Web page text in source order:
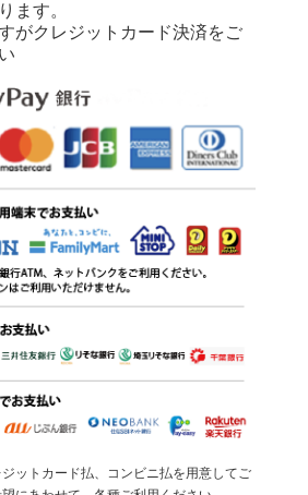
ます。
がクレジットカード決済をご
ットカード払、コンビニ払を用意してご